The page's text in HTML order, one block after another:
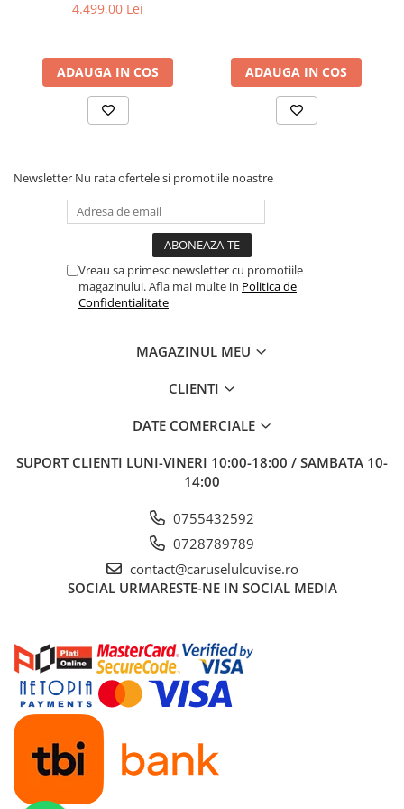
Lățime: 19 cm · Înălțime: 52,5 cm · Greutate: 6,8 kg
360 PRO2 Twillic Truffle
4.499,00 Lei
ADAUGA IN COS ADAUGA IN COS
Newsletter Nu rata ofertele si promotiile noastre
Vreau sa primesc newsletter cu promotiile
magazinului. Afla mai multe in Politica de
Confidentialitate
MAGAZINUL MEU
CLIENTI
DATE COMERCIALE
SUPORT CLIENTI LUNI-VINERI 10:00-18:00 / SAMBATA 10-
14:00
0755432592
0728789789
contact@caruselulcuvise.ro
SOCIAL URMARESTE-NE IN SOCIAL MEDIA